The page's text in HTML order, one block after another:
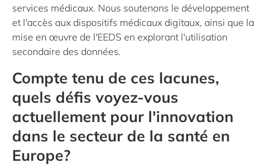
services médicaux. Nous soutenons le développement
et l'accès aux dispositifs médicaux digitaux, ainsi que la
mise en œuvre de l'EEDS en explorant l'utilisation
secondaire des données.
Compte tenu de ces lacunes,
quels défis voyez-vous
actuellement pour l'innovation
dans le secteur de la santé en
Europe?